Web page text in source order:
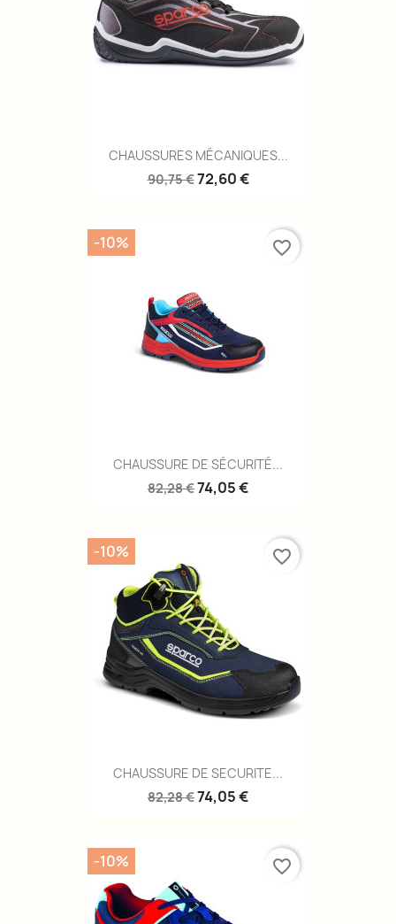
CHAUSSURES MÉCANIQUES...
90,75 €72,60 €
CHAUSSURE DE SÉCURITÉ...
82,28 €74,05 €
-10% favorite_border
CHAUSSURE DE SECURITE...
82,28 €74,05 €
-10% favorite_border
-10% favorite_border